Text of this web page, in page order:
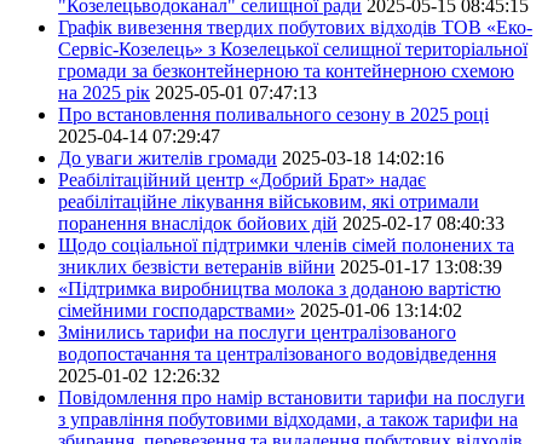
"Козелецьводоканал" селищної ради 2025-05-15 08:45:15
Графік вивезення твердих побутових відходів ТОВ «Еко-
Сервіс-Козелець» з Козелецької селищної територіальної
громади за безконтейнерною та контейнерною схемою
на 2025 рік 2025-05-01 07:47:13
Про встановлення поливального сезону в 2025 році
2025-04-14 07:29:47
До уваги жителів громади 2025-03-18 14:02:16
Реабілітаційний центр «Добрий Брат» надає
реабілітаційне лікування військовим, які отримали
поранення внаслідок бойових дій 2025-02-17 08:40:33
Щодо соціальної підтримки членів сімей полонених та
зниклих безвісти ветеранів війни 2025-01-17 13:08:39
«Підтримка виробництва молока з доданою вартістю
сімейними господарствами» 2025-01-06 13:14:02
Змінились тарифи на послуги централізованого
водопостачання та централізованого водовідведення
2025-01-02 12:26:32
Повідомлення про намір встановити тарифи на послуги
з управління побутовими відходами, а також тарифи на